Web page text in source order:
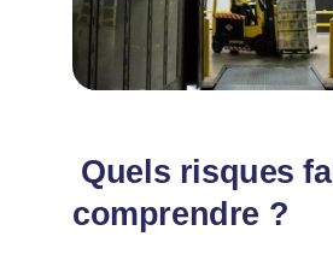
Quels risques
comprendre ?